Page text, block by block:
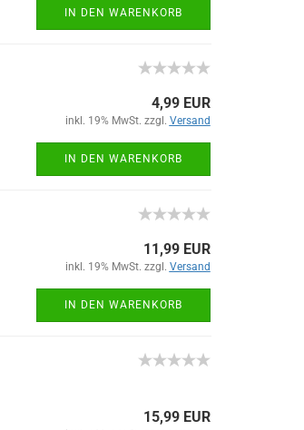
IN DEN WARENKORB
4,99 EUR
inkl. 19% MwSt. zzgl. Versand
IN DEN WARENKORB
11,99 EUR
inkl. 19% MwSt. zzgl. Versand
IN DEN WARENKORB
15,99 EUR